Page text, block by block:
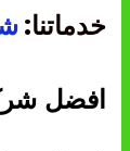
خدماتنا:
افضل